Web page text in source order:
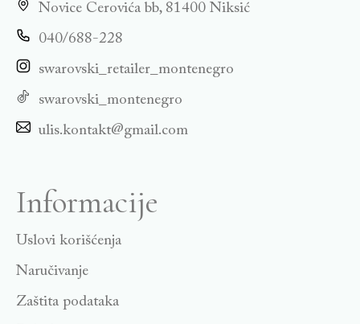
Novice Cerovića bb, 81400 Niksić
040/688-228
swarovski_retailer_montenegro
swarovski_montenegro
ulis.kontakt@gmail.com
Informacije
Uslovi korišćenja
Naručivanje
Zaštita podataka